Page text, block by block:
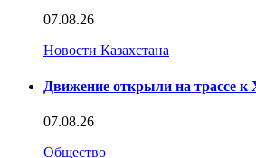
07.08.26
Новости Казахстана
Движение открыли на трассе к
07.08.26
Общество